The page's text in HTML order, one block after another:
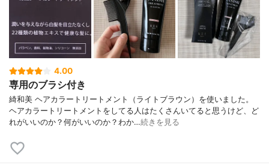
4.00
専用のブラシ付き
綺和美 ヘアカラートリートメント（ライトブラウン）を使いました。
ヘアカラートリートメントをしてる人はたくさんいてると思うけど、ど
れがいいのか？何がいいのか？わか…続きを見る